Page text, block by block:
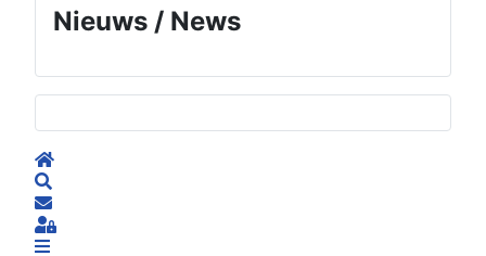
Nieuws / News
Selecteer de taal
Home
Subscribe to blog
Sign In